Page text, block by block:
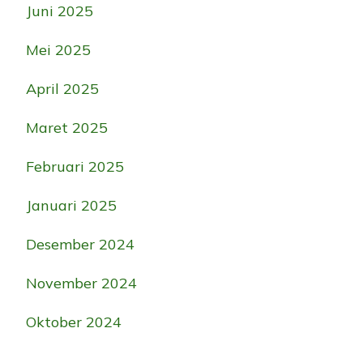
Juni 2025
Mei 2025
April 2025
Maret 2025
Februari 2025
Januari 2025
Desember 2024
November 2024
Oktober 2024